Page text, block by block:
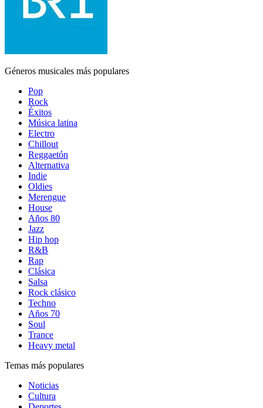
Géneros musicales más populares
Pop
Rock
Éxitos
Música latina
Electro
Chillout
Reggaetón
Alternativa
Indie
Oldies
Merengue
House
Años 80
Jazz
Hip hop
R&B
Rap
Clásica
Salsa
Rock clásico
Techno
Años 70
Soul
Trance
Heavy metal
Temas más populares
Noticias
Cultura